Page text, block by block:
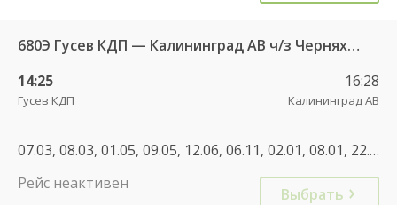
680Э Гусев КДП — Калининград АВ ч/з Черняховск АС
14:25
Гусев КДП
16:28
Калининград АВ
07.03, 08.03, 01.05, 09.05, 12.06, 06.11, 02.01, 08.01, 22.02, 07.03, 27.04, 01.05, 08.05, 11.06, 02.11, 04.11, 28.12, 02.01, 08.01, 30.04, 07.05, 11.06, 29.08, 01.11, 04.11
Рейс неактивен
Выбрать